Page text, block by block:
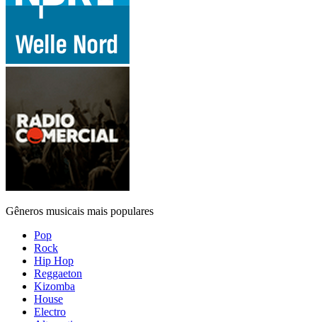
Gêneros musicais mais populares
Pop
Rock
Hip Hop
Reggaeton
Kizomba
House
Electro